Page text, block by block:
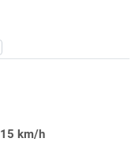
15 km/h